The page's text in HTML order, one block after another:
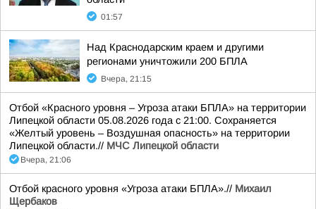
01:57
Над Краснодарским краем и другими
регионами уничтожили 200 БПЛА
Вчера, 21:15
Отбой «Красного уровня – Угроза атаки БПЛА» на территории
Липецкой области 05.08.2026 года с 21:00. Сохраняется
«Желтый уровень – Воздушная опасность» на территории
Липецкой области.// МЧС Липецкой области
Вчера, 21:06
Отбой красного уровня «Угроза атаки БПЛА».// Михаил
Щербаков